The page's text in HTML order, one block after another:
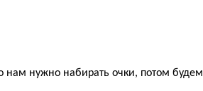
нам нужно набирать очки, потом будем